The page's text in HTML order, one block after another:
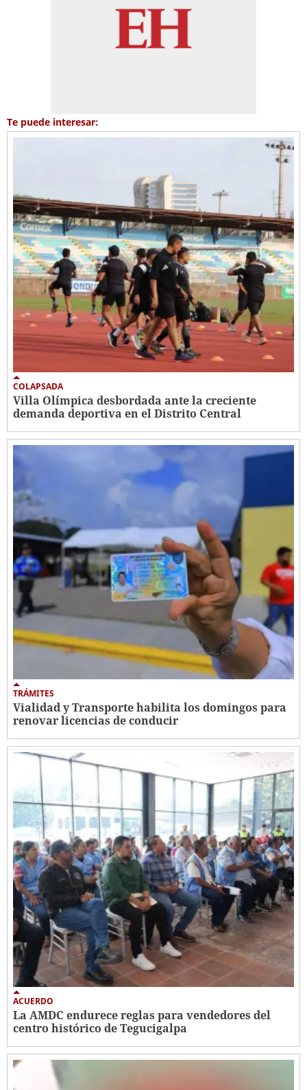
Te puede interesar:
COLAPSADA
Villa Olímpica desbordada ante la creciente
demanda deportiva en el Distrito Central
TRÁMITES
Vialidad y Transporte habilita los domingos para
renovar licencias de conducir
ACUERDO
La AMDC endurece reglas para vendedores del
centro histórico de Tegucigalpa